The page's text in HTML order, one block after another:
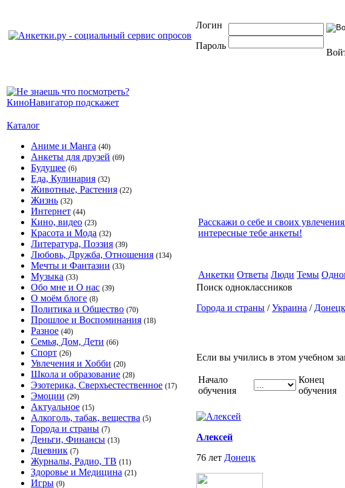
Логин
Пароль
Каталог
Аниме и Манга (40)
Анкеты для друзей (69)
Будущее (6)
Еда, Кулинария (32)
Животные, Растения (22)
Жизнь (32)
Интернет (44)
Кино, видео (23)
Красота и Мода (32)
Литература, Поэзия (39)
Любовь, Дружба, Отношения (134)
Мечты и Фантазии (33)
Музыка (33)
Обо мне и О нас (39)
О моём блоге (8)
Политика и Общество (70)
Прошлое и Воспоминания (18)
Разное (40)
Семья, Дом, Дети (66)
Спорт (26)
Увлечения и Хобби (20)
Школа и образование (28)
Эзотерика, Сверхъестественное (17)
Эмоции (29)
Актуальное (15)
Алкоголь, табак, вещества (5)
Города и страны (7)
Деньги, Финансы (13)
Дневник (7)
Журналы, Радио, ТВ (11)
Здоровье и Медицина (21)
Игры (9)
Расскажи о себе и своих
интересные тебе анкеты!
Анкетки Ответы Люди Темы
Поиск одноклассников
Города и страны /Украина / Донецк
Если вы учились в этом учебном
Начало
обучения
Конец
обучения
Алексей
76 лет Донецк